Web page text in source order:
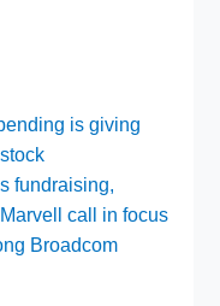
is giving
fundraising,
call in focus
Broadcom